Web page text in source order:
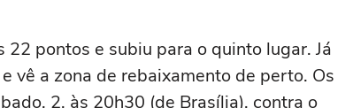
pontos e subiu para o quinto lugar. Já
vê a zona de rebaixamento de perto. Os
2, às 20h30 (de Brasília), contra o